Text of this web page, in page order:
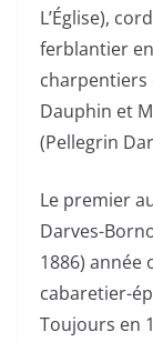
L’Église),
ferblantier
charpentiers
Dauphin et
(Pellegrin
Le premier
Darves-
1886) année
cabaretier-
Toujours en